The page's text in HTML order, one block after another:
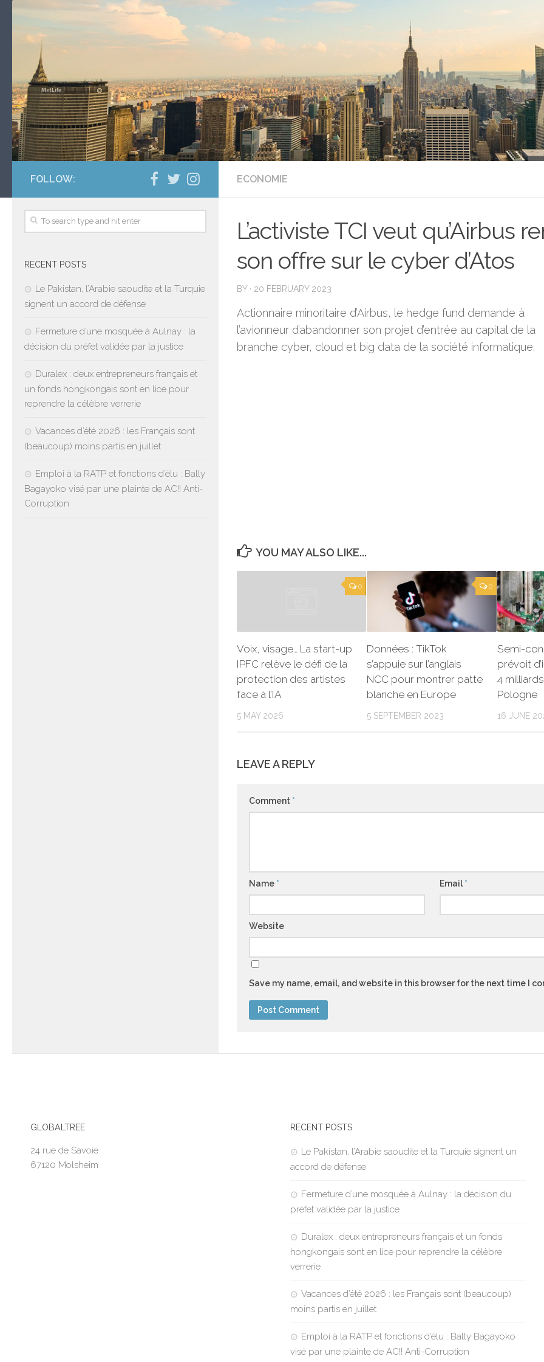
ECONOMIE
L’activiste TCI veut qu’Airbus
son offre sur le cyber d’Atos
BY · 20 FEBRUARY 2023
Actionnaire minoritaire d’Airbus, le hedge fund demande à
l’avionneur d’abandonner son projet d’entrée au capital de la
branche cyber, cloud et big data de la société informatique.
YOU MAY ALSO LIKE...
0
Voix, visage… La start-up
IPFC relève le défi de la
protection des artistes
face à l’IA
5 MAY 2026
0
Données : TikTok
s’appuie sur l’anglais
NCC pour montrer patte
blanche en Europe
5 SEPTEMBER 2023
Semi-
prévoit
4
Pologne
16 JUNE
LEAVE A REPLY
Comment *
Name * Email*
Website
Save my name, email, and website in this browser for the next time I
FOLLOW:
RECENT POSTS
Le Pakistan, l’Arabie saoudite et la Turquie
signent un accord de défense
Fermeture d’une mosquée à Aulnay : la
décision du préfet validée par la justice
Duralex : deux entrepreneurs français et
un fonds hongkongais sont en lice pour
reprendre la célèbre verrerie
Vacances d’été 2026 : les Français sont
(beaucoup) moins partis en juillet
Emploi à la RATP et fonctions d’élu : Bally
Bagayoko visé par une plainte de AC!! Anti-
Corruption
GLOBALTREE
24 rue de Savoie
67120 Molsheim
RECENT POSTS
Le Pakistan, l’Arabie saoudite et la Turquie signent un
accord de défense
Fermeture d’une mosquée à Aulnay : la décision du
préfet validée par la justice
Duralex : deux entrepreneurs français et un fonds
hongkongais sont en lice pour reprendre la célèbre
verrerie
Vacances d’été 2026 : les Français sont (beaucoup)
moins partis en juillet
Emploi à la RATP et fonctions d’élu : Bally Bagayoko
visé par une plainte de AC!! Anti-Corruption